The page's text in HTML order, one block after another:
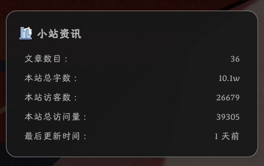
小站资讯
文章数目 :
36
本站总字数 :
10.1w
本站访客数 :
26679
本站总访问量 :
39305
最后更新时间 :
1 天前